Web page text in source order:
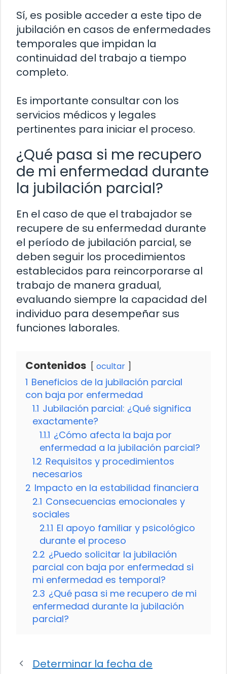
Sí, es posible acceder a este tipo de
jubilación en casos de enfermedades
temporales que impidan la
continuidad del trabajo a tiempo
completo.
Es importante consultar con los
servicios médicos y legales
pertinentes para iniciar el proceso.
¿Qué pasa si me recupero
de mi enfermedad durante
la jubilación parcial?
En el caso de que el trabajador se
recupere de su enfermedad durante
el período de jubilación parcial, se
deben seguir los procedimientos
establecidos para reincorporarse al
trabajo de manera gradual,
evaluando siempre la capacidad del
individuo para desempeñar sus
funciones laborales.
Contenidos ocultar
1 Beneficios de la jubilación parcial
con baja por enfermedad
1.1 Jubilación parcial: ¿Qué significa
exactamente?
1.1.1 ¿Cómo afecta la baja por
enfermedad a la jubilación parcial?
1.2 Requisitos y procedimientos
necesarios
2 Impacto en la estabilidad financiera
2.1 Consecuencias emocionales y
sociales
2.1.1 El apoyo familiar y psicológico
durante el proceso
2.2 ¿Puedo solicitar la jubilación
parcial con baja por enfermedad si
mi enfermedad es temporal?
2.3 ¿Qué pasa si me recupero de mi
enfermedad durante la jubilación
parcial?
Determinar la fecha de